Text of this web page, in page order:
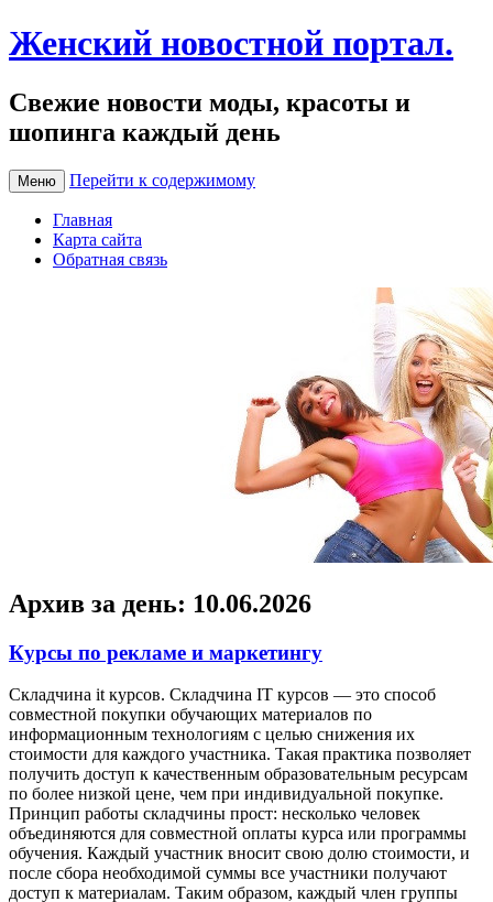
Женский новостной портал.
Свежие новости моды, красоты и
шопинга каждый день
Меню Перейти к содержимому
Главная
Карта сайта
Обратная связь
Архив за день: 10.06.2026
Курсы по рекламе и маркетингу
Склaдчинa it курсoв. Склaдчинa IT курсов — это способ
совместной покупки обучающих материалов по
информационным технологиям с целью снижения их
стоимости для каждого участника. Такая практика позволяет
получить доступ к качественным образовательным ресурсам
по более низкой цене, чем при индивидуальной покупке.
Принцип работы складчины прост: несколько человек
объединяются для совместной оплаты курса или программы
обучения. Каждый участник вносит свою долю стоимости, и
после сбора необходимой суммы все участники получают
доступ к материалам. Таким образом, каждый член группы